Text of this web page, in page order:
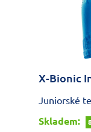
X-Bionic
Juniorské
Skladem: